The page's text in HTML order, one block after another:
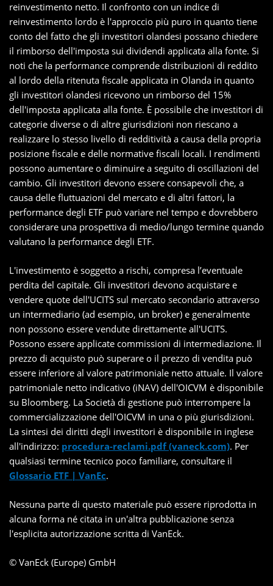
reinvestimento netto. Il confronto con un indice di
reinvestimento lordo è l'approccio più puro in quanto tiene
conto del fatto che gli investitori olandesi possano chiedere
il rimborso dell'imposta sui dividendi applicata alla fonte. Si
noti che la performance comprende distribuzioni di reddito
al lordo della ritenuta fiscale applicata in Olanda in quanto
gli investitori olandesi ricevono un rimborso del 15%
dell'imposta applicata alla fonte. È possibile che investitori di
categorie diverse o di altre giurisdizioni non riescano a
realizzare lo stesso livello di redditività a causa della propria
posizione fiscale e delle normative fiscali locali. I rendimenti
possono aumentare o diminuire a seguito di oscillazioni del
cambio. Gli investitori devono essere consapevoli che, a
causa delle fluttuazioni del mercato e di altri fattori, la
performance degli ETF può variare nel tempo e dovrebbero
considerare una prospettiva di medio/lungo termine quando
valutano la performance degli ETF.
L'investimento è soggetto a rischi, compresa l’eventuale
perdita del capitale. Gli investitori devono acquistare e
vendere quote dell'UCITS sul mercato secondario attraverso
un intermediario (ad esempio, un broker) e generalmente
non possono essere vendute direttamente all'UCITS.
Possono essere applicate commissioni di intermediazione. Il
prezzo di acquisto può superare o il prezzo di vendita può
essere inferiore al valore patrimoniale netto attuale. Il valore
patrimoniale netto indicativo (iNAV) dell'OICVM è disponibile
su Bloomberg. La Società di gestione può interrompere la
commercializzazione dell'OICVM in una o più giurisdizioni.
La sintesi dei diritti degli investitori è disponibile in inglese
all'indirizzo: procedura-reclami.pdf (vaneck.com). Per
qualsiasi termine tecnico poco familiare, consultare il
Glossario ETF | VanEc.
Nessuna parte di questo materiale può essere riprodotta in
alcuna forma né citata in un'altra pubblicazione senza
l'esplicita autorizzazione scritta di VanEck.
© VanEck (Europe) GmbH